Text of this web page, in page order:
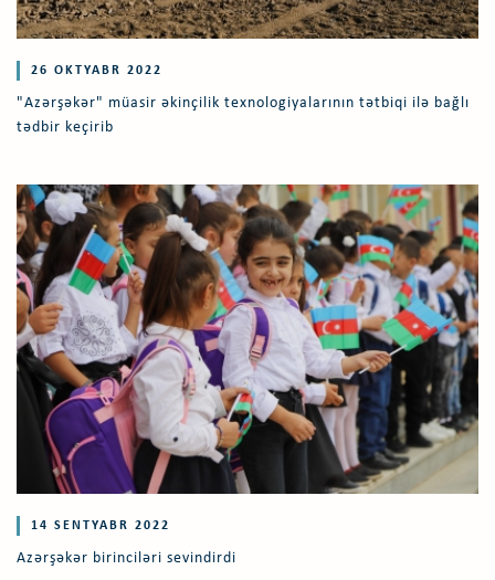
26 OKTYABR 2022
"Azərşəkər" müasir əkinçilik texnologiyalarının tətbiqi ilə bağlı
tədbir keçirib
14 SENTYABR 2022
Azərşəkər birinciləri sevindirdi